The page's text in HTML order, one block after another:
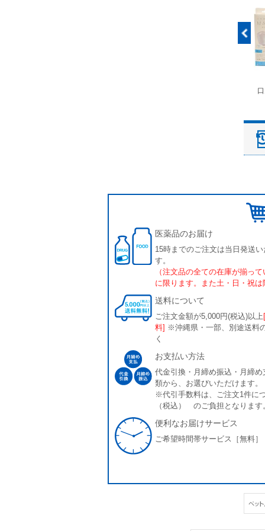
医薬品のお届け
15時までのご注文は当日発送
す。
（注文品の全ての在庫が揃っ
に限ります。また土・日・祝は
送料について
ご注文金額が5,000円(税込)以上
料] ※沖縄県・一部、別途送料
く
お支払い方法
代金引換・月締め振込・月締め
類から、お選びいただけます。
※代引手数料は、ご注文1件に
（税込） のご負担となります
便利なお届けサービス
ご希望時間帯サービス［無料］